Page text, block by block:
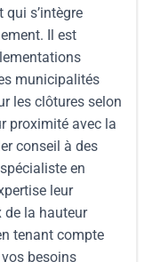
s’intègre
Il est
municipalités
les clôtures selon
proximité avec la
conseil à des
en
leur
de la hauteur
tenant compte
besoins